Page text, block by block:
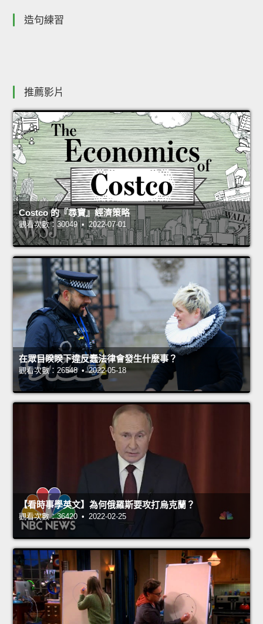
造句練習
推薦影片
Costco 的『尋寶』經濟策略
觀看次數：30049 • 2022-07-01
在眾目睽睽下違反蠢法律會發生什麼事？
觀看次數：26548 • 2022-05-18
【看時事學英文】為何俄羅斯要攻打烏克蘭？
觀看次數：36420 • 2022-02-25